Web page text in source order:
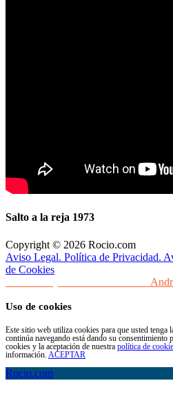
Salto a la reja 1973
Copyright © 2026 Rocio.com
Aviso Legal. Política de Privacidad.
de Cookies
Uso de cookies
Este sitio web utiliza cookies para que usted tenga
continúa navegando está dando su consentimiento
cookies y la aceptación de nuestra política de
información. ACEPTAR
Rocio.com